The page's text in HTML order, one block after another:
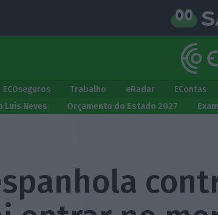
ECOseguros Trabalho eRadar EContas
Luís Neves
Orçamento do Estado 2027